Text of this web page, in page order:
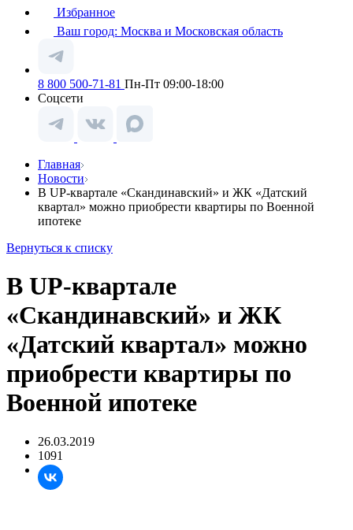
Избранное
Ваш город: Москва и Московская область
8 800 500-71-81 Пн-Пт 09:00-18:00
Соцсети
Главная
Новости
В UP-квартале «Скандинавский» и ЖК «Датский
квартал» можно приобрести квартиры по Военной
ипотеке
Вернуться к списку
В UP-квартале
«Скандинавский» и ЖК
«Датский квартал» можно
приобрести квартиры по
Военной ипотеке
26.03.2019
1091